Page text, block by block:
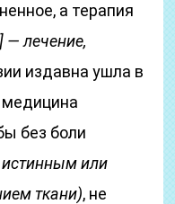
а терапия
— лечение,
издавна ушла в
без боли
истинным или
ткани), не